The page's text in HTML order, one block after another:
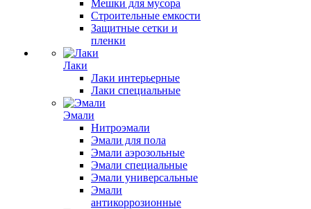
Мешки для мусора
Строительные емкости
Защитные сетки и
пленки
Лаки
Лаки интерьерные
Лаки специальные
Эмали
Нитроэмали
Эмали для пола
Эмали аэрозольные
Эмали специальные
Эмали универсальные
Эмали
антикоррозионные